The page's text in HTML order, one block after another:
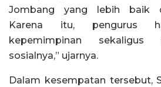
Jombang yang lebih baik
Karena itu, pengurus
kepemimpinan sekaligus
sosialnya,” ujarnya.
Dalam kesempatan tersebut,